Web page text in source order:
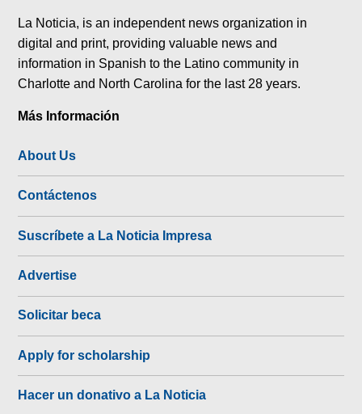
La Noticia, is an independent news organization in
digital and print, providing valuable news and
information in Spanish to the Latino community in
Charlotte and North Carolina for the last 28 years.
Más Información
About Us
Contáctenos
Suscríbete a La Noticia Impresa
Advertise
Solicitar beca
Apply for scholarship
Hacer un donativo a La Noticia